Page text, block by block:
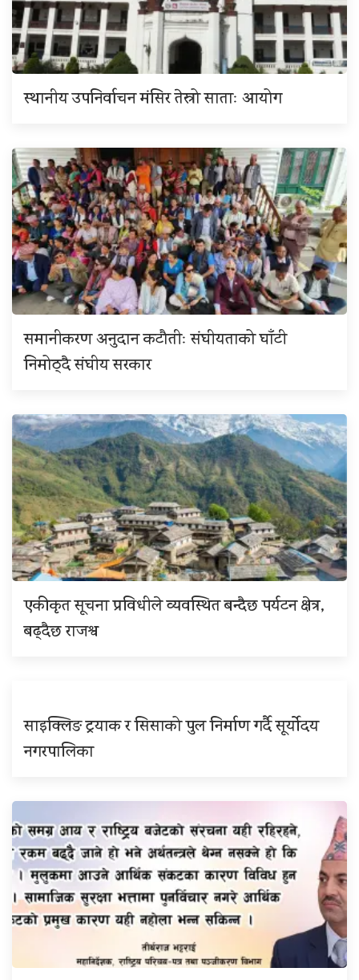
स्थानीय उपनिर्वाचन मंसिर तेस्रो साताः आयोग
समानीकरण अनुदान कटौतीः संघीयताको घाँटी
निमोठ्दै संघीय सरकार
एकीकृत सूचना प्रविधीले व्यवस्थित बन्दैछ पर्यटन क्षेत्र,
बढ्दैछ राजश्व
साइक्लिङ ट्रयाक र सिसाको पुल निर्माण गर्दै सूर्योदय
नगरपालिका